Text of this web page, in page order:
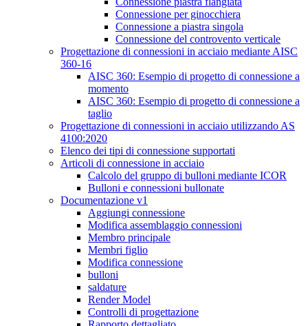
Connessione per ginocchiera
Connessione a piastra singola
Connessione del controvento verticale
Progettazione di connessioni in acciaio mediante AISC
360-16
AISC 360: Esempio di progetto di connessione a
momento
AISC 360: Esempio di progetto di connessione a
taglio
Progettazione di connessioni in acciaio utilizzando AS
4100:2020
Elenco dei tipi di connessione supportati
Articoli di connessione in acciaio
Calcolo del gruppo di bulloni mediante ICOR
Bulloni e connessioni bullonate
Documentazione v1
Aggiungi connessione
Modifica assemblaggio connessioni
Membro principale
Membri figlio
Modifica connessione
bulloni
saldature
Render Model
Controlli di progettazione